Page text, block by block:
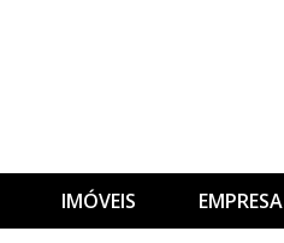
IMÓVEIS EMPRESA